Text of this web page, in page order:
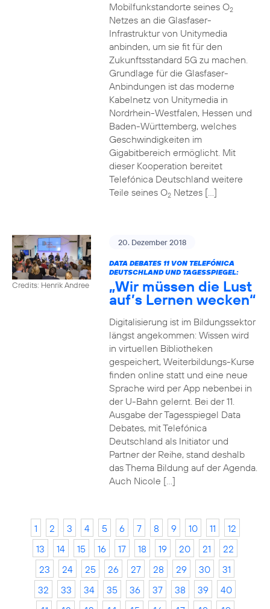
Mobilfunkstandorte seines O2
Netzes an die Glasfaser-
Infrastruktur von Unitymedia
anbinden, um sie fit für den
Zukunftsstandard 5G zu machen.
Grundlage für die Glasfaser-
Anbindungen ist das moderne
Kabelnetz von Unitymedia in
Nordrhein-Westfalen, Hessen und
Baden-Württemberg, welches
Geschwindigkeiten im
Gigabitbereich ermöglicht. Mit
dieser Kooperation bereitet
Telefónica Deutschland weitere
Teile seines O2Netzes […]
Credits: Henrik Andree
20. Dezember 2018
DATA DEBATES 11 VON TELEFÓNICA
DEUTSCHLAND UND TAGESSPIEGEL:
„Wir müssen die Lust
auf’s Lernen wecken“
Digitalisierung ist im Bildungssektor
längst angekommen: Wissen wird
in virtuellen Bibliotheken
gespeichert, Weiterbildungs-Kurse
finden online statt und eine neue
Sprache wird per App nebenbei in
der U-Bahn gelernt. Bei der 11.
Ausgabe der Tagesspiegel Data
Debates, mit Telefónica
Deutschland als Initiator und
Partner der Reihe, stand deshalb
das Thema Bildung auf der Agenda.
Auch Nicole […]
1 2 3 4 5 6 7 8 9 10 11
12
13
14 15 16 17 18 19 20 21
22
23
24 25 26 27 28 29 30
31
32
33 34 35 36 37 38 39
40